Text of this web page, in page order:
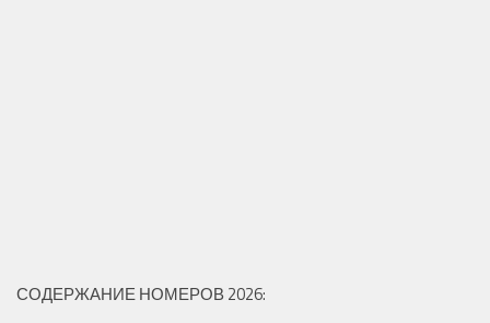
СОДЕРЖАНИЕ НОМЕРОВ 2026: